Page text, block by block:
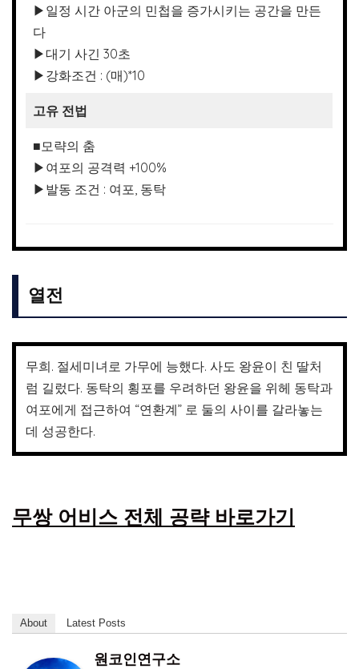
▶일정 시간 아군의 민첩을 증가시키는 공간을 만든
다
▶대기 사긴 30초
▶강화조건 : (매)*10
고유 전법
■모략의 춤
▶여포의 공격력 +100%
▶발동 조건 : 여포, 동탁
열전
무희. 절세미녀로 가무에 능했다. 사도 왕윤이 친 딸처
럼 길렀다. 동탁의 횡포를 우려하던 왕윤을 위헤 동탁과
여포에게 접근하여 “연환계” 로 둘의 사이를 갈라놓는
데 성공한다.
무쌍 어비스 전체 공략 바로가기
About Latest Posts
원코인연구소